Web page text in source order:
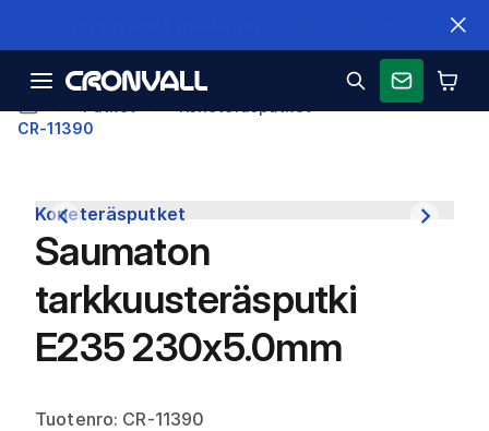
CR-11390
Koneteräsputket
Saumaton
tarkkuusteräsputki
E235 230x5.0mm
Tuotenro: CR-11390